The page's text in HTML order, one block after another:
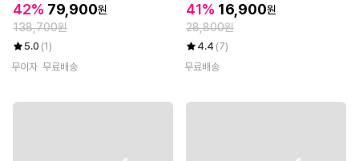
42% 79,900원
138,700원
5.0 (1)
무이자 무료배송
41% 16,900원
28,800원
4.4 (7)
무료배송